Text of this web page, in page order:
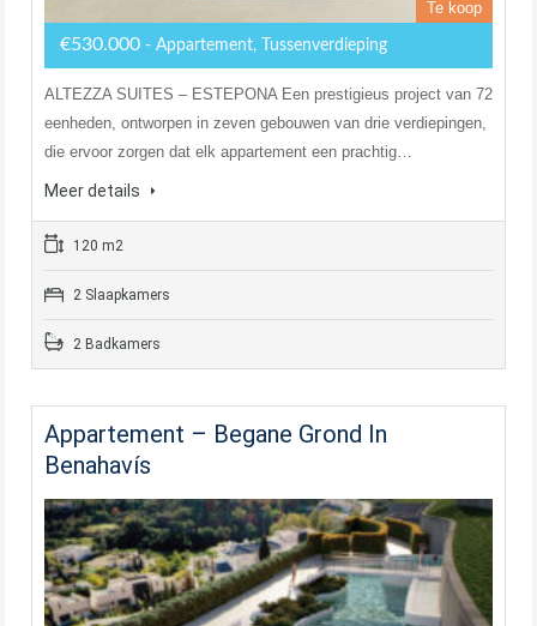
Te koop
€530.000 - Appartement, Tussenverdieping
ALTEZZA SUITES – ESTEPONA Een prestigieus project van 72
eenheden, ontworpen in zeven gebouwen van drie verdiepingen,
die ervoor zorgen dat elk appartement een prachtig…
Meer details
120 m2
2 Slaapkamers
2 Badkamers
Appartement – Begane Grond In
Benahavís